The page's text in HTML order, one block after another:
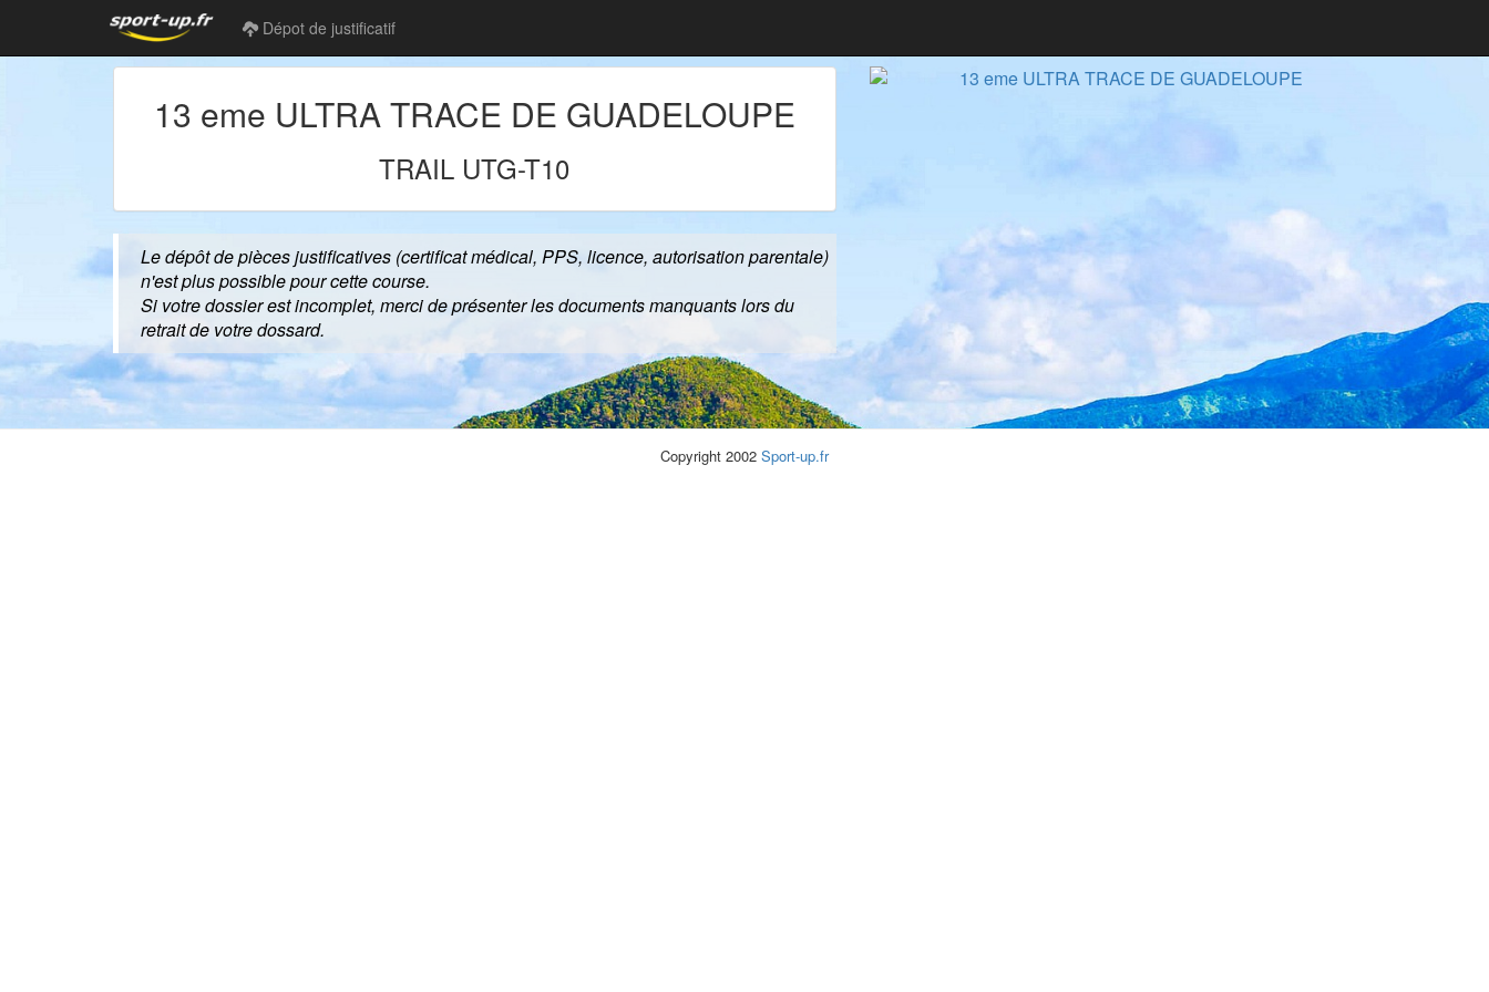
Dépot de justificatif
13 eme ULTRA TRACE DE GUADELOUPE
TRAIL UTG-T10
Le dépôt de pièces justificatives (certificat médical, PPS, licence, autorisation parentale)
n'est plus possible pour cette course.
Si votre dossier est incomplet, merci de présenter les documents manquants lors du
retrait de votre dossard.
Copyright 2002 Sport-up.fr